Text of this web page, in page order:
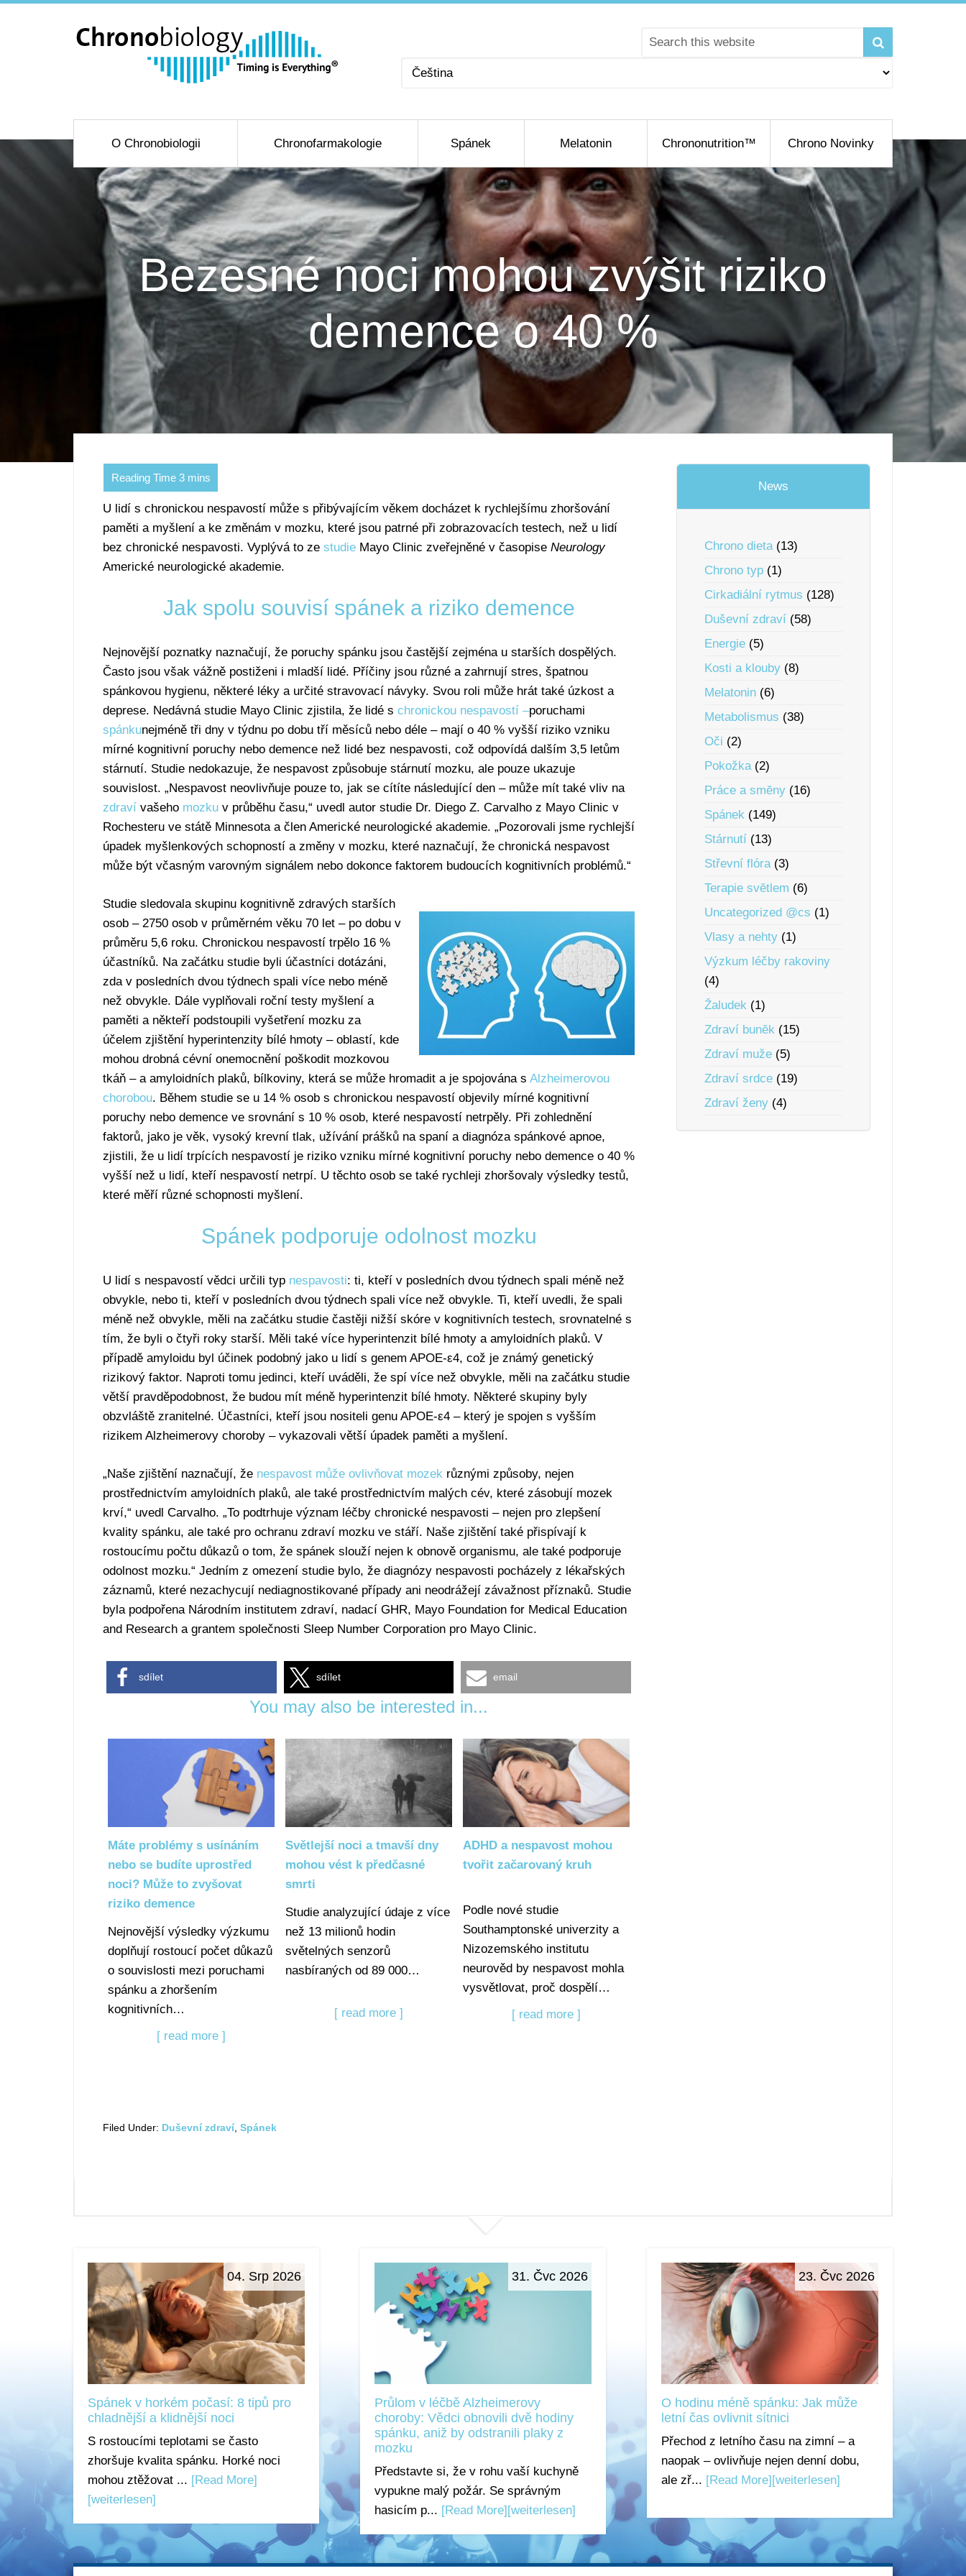
Zvolte
O Chronobiologii Chronofarmakologie Spánek Melatonin Chrononutrition™ Chrono Novinky
Bezesné noci mohou zvýšit riziko
demence o 40 %
U lidí s chronickou nespavostí může s přibývajícím věkem docházet k rychlejšímu zhoršování
paměti a myšlení a ke změnám v mozku, které jsou patrné při zobrazovacích testech, než u lidí
bez chronické nespavosti. Vyplývá to ze studie Mayo Clinic zveřejněné v časopise Neurology
Americké neurologické akademie.
Jak spolu souvisí spánek a riziko demence
Nejnovější poznatky naznačují, že poruchy spánku jsou častější zejména u starších dospělých.
Často jsou však vážně postiženi i mladší lidé. Příčiny jsou různé a zahrnují stres, špatnou
spánkovou hygienu, některé léky a určité stravovací návyky. Svou roli může hrát také úzkost a
deprese. Nedávná studie Mayo Clinic zjistila, že lidé s chronickou nespavostí –poruchami
spánkunejméně tři dny v týdnu po dobu tří měsíců nebo déle – mají o 40 % vyšší riziko vzniku
mírné kognitivní poruchy nebo demence než lidé bez nespavosti, což odpovídá dalším 3,5 letům
stárnutí. Studie nedokazuje, že nespavost způsobuje stárnutí mozku, ale pouze ukazuje
souvislost. „Nespavost neovlivňuje pouze to, jak se cítíte následující den – může mít také vliv na
zdraví vašeho mozku v průběhu času,“ uvedl autor studie Dr. Diego Z. Carvalho z Mayo Clinic v
Rochesteru ve státě Minnesota a člen Americké neurologické akademie. „Pozorovali jsme rychlejší
úpadek myšlenkových schopností a změny v mozku, které naznačují, že chronická nespavost
může být včasným varovným signálem nebo dokonce faktorem budoucích kognitivních problémů.“
Studie sledovala skupinu kognitivně zdravých starších
osob – 2750 osob v průměrném věku 70 let – po dobu v
průměru 5,6 roku. Chronickou nespavostí trpělo 16 %
účastníků. Na začátku studie byli účastníci dotázáni,
zda v posledních dvou týdnech spali více nebo méně
než obvykle. Dále vyplňovali roční testy myšlení a
paměti a někteří podstoupili vyšetření mozku za
účelem zjištění hyperintenzity bílé hmoty – oblastí, kde
mohou drobná cévní onemocnění poškodit mozkovou
tkáň – a amyloidních plaků, bílkoviny, která se může hromadit a je spojována s Alzheimerovou
chorobou. Během studie se u 14 % osob s chronickou nespavostí objevily mírné kognitivní
poruchy nebo demence ve srovnání s 10 % osob, které nespavostí netrpěly. Při zohlednění
faktorů, jako je věk, vysoký krevní tlak, užívání prášků na spaní a diagnóza spánkové apnoe,
zjistili, že u lidí trpících nespavostí je riziko vzniku mírné kognitivní poruchy nebo demence o 40 %
vyšší než u lidí, kteří nespavostí netrpí. U těchto osob se také rychleji zhoršovaly výsledky testů,
které měří různé schopnosti myšlení.
Spánek podporuje odolnost mozku
U lidí s nespavostí vědci určili typ nespavosti: ti, kteří v posledních dvou týdnech spali méně než
obvykle, nebo ti, kteří v posledních dvou týdnech spali více než obvykle. Ti, kteří uvedli, že spali
méně než obvykle, měli na začátku studie častěji nižší skóre v kognitivních testech, srovnatelné s
tím, že byli o čtyři roky starší. Měli také více hyperintenzit bílé hmoty a amyloidních plaků. V
případě amyloidu byl účinek podobný jako u lidí s genem APOE-ε4, což je známý genetický
rizikový faktor. Naproti tomu jedinci, kteří uváděli, že spí více než obvykle, měli na začátku studie
větší pravděpodobnost, že budou mít méně hyperintenzit bílé hmoty. Některé skupiny byly
obzvláště zranitelné. Účastníci, kteří jsou nositeli genu APOE-ε4 – který je spojen s vyšším
rizikem Alzheimerovy choroby – vykazovali větší úpadek paměti a myšlení.
„Naše zjištění naznačují, že nespavost může ovlivňovat mozek různými způsoby, nejen
prostřednictvím amyloidních plaků, ale také prostřednictvím malých cév, které zásobují mozek
krví,“ uvedl Carvalho. „To podtrhuje význam léčby chronické nespavosti – nejen pro zlepšení
kvality spánku, ale také pro ochranu zdraví mozku ve stáří. Naše zjištění také přispívají k
rostoucímu počtu důkazů o tom, že spánek slouží nejen k obnově organismu, ale také podporuje
odolnost mozku.“ Jedním z omezení studie bylo, že diagnózy nespavosti pocházely z lékařských
záznamů, které nezachycují nediagnostikované případy ani neodrážejí závažnost příznaků. Studie
byla podpořena Národním institutem zdraví, nadací GHR, Mayo Foundation for Medical Education
and Research a grantem společnosti Sleep Number Corporation pro Mayo Clinic.
sdílet sdílet email
You may also be interested in...
Máte problémy s usínáním
nebo se budíte uprostřed
noci? Může to zvyšovat
riziko demence
Nejnovější výsledky výzkumu
doplňují rostoucí počet důkazů
o souvislosti mezi poruchami
spánku a zhoršením
kognitivních…
[ read more ]
Světlejší noci a tmavší dny
mohou vést k předčasné
smrti
Studie analyzující údaje z více
než 13 milionů hodin
světelných senzorů
nasbíraných od 89 000…
[ read more ]
ADHD a nespavost mohou
tvořit začarovaný kruh
Podle nové studie
Southamptonské univerzity a
Nizozemského institutu
neurověd by nespavost mohla
vysvětlovat, proč dospělí…
[ read more ]
Filed Under: Duševní zdraví Spánek
News
Chrono dieta(13)
Chrono typ (1)
Cirkadiální rytmus (128)
Duševní zdraví (58)
Energie (5)
Kosti a klouby (8)
Melatonin (6)
Metabolismus (38)
Oči (2)
Pokožka(2)
Práce a smĕny (16)
Spánek (149)
Stárnutí (13)
Střevní flóra(3)
Terapie svĕtlem (6)
Uncategorized @cs (1)
Vlasy a nehty (1)
Výzkum léčby rakoviny
(4)
Žaludek (1)
Zdraví bunĕk (15)
Zdraví muže (5)
Zdraví srdce (19)
Zdraví ženy (4)
04. Srp 2026
Spánek v horkém počasí: 8 tipů pro
chladnější a klidnější noci
S rostoucími teplotami se často
zhoršuje kvalita spánku. Horké noci
mohou ztěžovat ... [Read More]
[weiterlesen]
31. Čvc 2026
Průlom v léčbě Alzheimerovy
choroby: Vědci obnovili dvě hodiny
spánku, aniž by odstranili plaky z
mozku
Představte si, že v rohu vaší kuchyně
vypukne malý požár. Se správným
hasicím p... [Read More][weiterlesen]
23. Čvc 2026
O hodinu méně spánku: Jak může
letní čas ovlivnit sítnici
Přechod z letního času na zimní – a
naopak – ovlivňuje nejen denní dobu,
ale zř... [Read More][weiterlesen]